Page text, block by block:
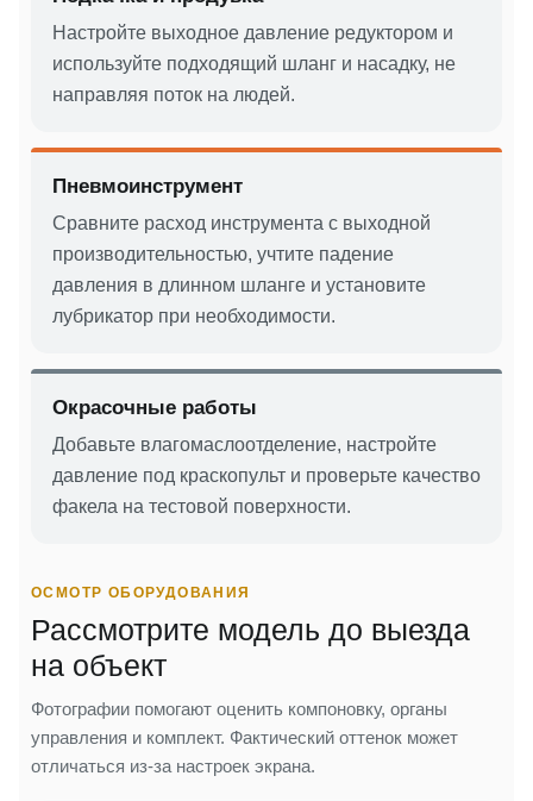
Настройте выходное давление редуктором и
используйте подходящий шланг и насадку, не
направляя поток на людей.
Пневмоинструмент
Сравните расход инструмента с выходной
производительностью, учтите падение
давления в длинном шланге и установите
лубрикатор при необходимости.
Окрасочные работы
Добавьте влагомаслоотделение, настройте
давление под краскопульт и проверьте качество
факела на тестовой поверхности.
ОСМОТР ОБОРУДОВАНИЯ
Рассмотрите модель до выезда
на объект
Фотографии помогают оценить компоновку, органы
управления и комплект. Фактический оттенок может
отличаться из-за настроек экрана.